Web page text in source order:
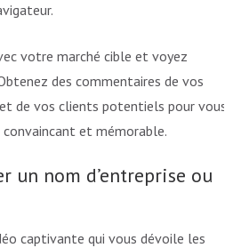
votre marché cible et voyez
des commentaires de vos
de vos clients potentiels pour vous
et mémorable.
un nom d’entreprise ou
captivante qui vous dévoile les